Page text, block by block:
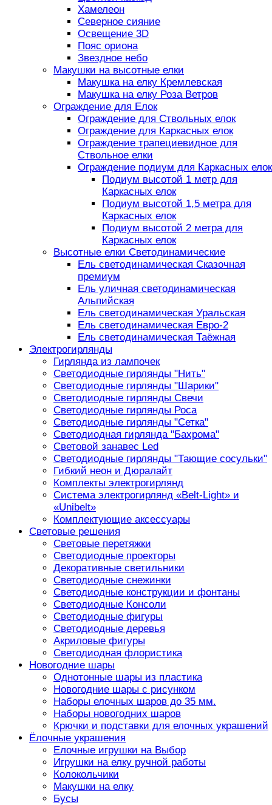
Хамелеон
Северное сияние
Освещение 3D
Пояс ориона
Звездное небо
Макушки на высотные елки
Макушка на елку Кремлевская
Макушка на елку Роза Ветров
Ограждение для Елок
Ограждение для Ствольных елок
Ограждение для Каркасных елок
Ограждение трапециевидное для
Ствольное елки
Ограждение подиум для Каркасных елок
Подиум высотой 1 метр для
Каркасных елок
Подиум высотой 1,5 метра для
Каркасных елок
Подиум высотой 2 метра для
Каркасных елок
Высотные елки Светодинамические
Ель светодинамическая Сказочная
премиум
Ель уличная светодинамическая
Альпийская
Ель светодинамическая Уральская
Ель светодинамическая Евро-2
Ель светодинамическая Таёжная
Электрогирлянды
Гирлянда из лампочек
Светодиодные гирлянды "Нить"
Светодиодные гирлянды "Шарики"
Светодиодные гирлянды Свечи
Светодиодные гирлянды Роса
Светодиодные гирлянды "Сетка"
Светодиодная гирлянда "Бахрома"
Световой занавес Led
Светодиодные гирлянды "Тающие сосульки"
Гибкий неон и Дюралайт
Комплекты электрогирлянд
Система электрогирлянд «Belt-Light» и
«Unibelt»
Комплектующие аксессуары
Световые решения
Световые перетяжки
Светодиодные проекторы
Декоративные светильники
Светодиодные снежинки
Светодиодные конструкции и фонтаны
Светодиодные Консоли
Светодиодные фигуры
Светодиодные деревья
Акриловые фигуры
Светодиодная флористика
Новогодние шары
Однотонные шары из пластика
Новогодние шары с рисунком
Наборы елочных шаров до 35 мм.
Наборы новогодних шаров
Крючки и подставки для елочных украшений
Ёлочные украшения
Елочные игрушки на Выбор
Игрушки на елку ручной работы
Колокольчики
Макушки на елку
Бусы